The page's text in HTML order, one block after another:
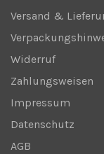
Versand &
Widerruf
Zahlungsweisen
Impressum
Datenschutz
AGB